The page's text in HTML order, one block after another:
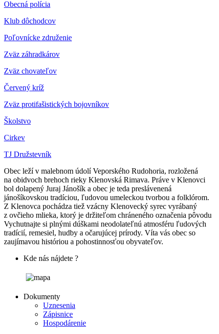
Obecná polícia
Klub dôchodcov
Poľovnícke združenie
Zväz záhradkárov
Zväz chovateľov
Červený kríž
Zväz protifašistických bojovníkov
Školstvo
Cirkev
TJ Družstevník
Obec leží v malebnom údolí Veporského Rudohoria, rozložená
na obidvoch brehoch rieky Klenovská Rimava. Práve v Klenovci
bol dolapený Juraj Jánošík a obec je teda preslávenená
jánošíkovskou tradíciou, ľudovou umeleckou tvorbou a folklórom.
Z Klenovca pochádza tiež vzácny Klenovecký syrec vyrábaný
z ovčieho mlieka, ktorý je držiteľom chráneného označenia pôvodu
Vychutnajte si plnými dúškami neodolateľnú atmosféru ľudových
tradícií, remesiel, hudby a očarujúcej prírody. Víta vás obec so
zaujímavou históriou a pohostinnosťou obyvateľov.
Kde nás nájdete ?
Dokumenty
Uznesenia
Zápisnice
Hospodárenie